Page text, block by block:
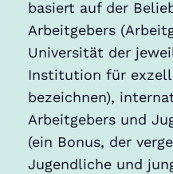
basiert auf der
Arbeitgebers
Universität der
Institution für
bezeichnen),
Arbeitgebers und
(ein Bonus, der
Jugendliche und